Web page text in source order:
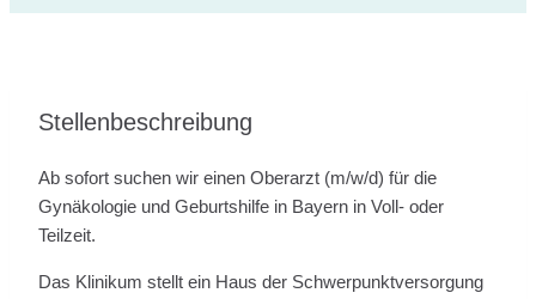
Stellenbeschreibung
Ab sofort suchen wir einen Oberarzt (m/w/d) für die
Gynäkologie und Geburtshilfe in Bayern in Voll- oder
Teilzeit.
Das Klinikum stellt ein Haus der Schwerpunktversorgung